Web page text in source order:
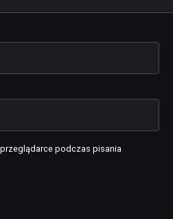
podczas pisania